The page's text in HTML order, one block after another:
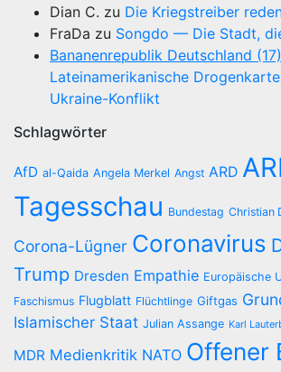
Dian C. zu Die Kriegstreiber
FraDa zu Songdo — Die Stadt,
Bananenrepublik Deutschland
Lateinamerikanische
Ukraine-Konflikt
Schlagwörter
AfD al-Qaida Angela Merkel Angst ARD
Tagesschau Bundestag Christian
Corona-Lügner Coronavirus
Trump Dresden Empathie Europäische
Faschismus Flugblatt Flüchtlinge Giftgas
Islamischer Staat Julian Assange Karl
MDR Medienkritik NATO Offener